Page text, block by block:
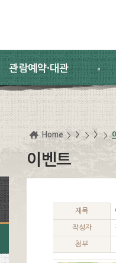
관람예약·대관
Home > >
이벤트
제목
작성자
첨부